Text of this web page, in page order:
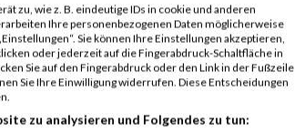
zu, wie z. B. eindeutige IDs in cookie und anderen
Ihre personenbezogenen Daten möglicherweise
Sie können Ihre Einstellungen akzeptieren,
oder jederzeit auf die Fingerabdruck-Schaltfläche in
Sie auf den Fingerabdruck oder den Link in der Fußzeile
Sie Ihre Einwilligung widerrufen. Diese Entscheidungen
zu analysieren und Folgendes zu tun: